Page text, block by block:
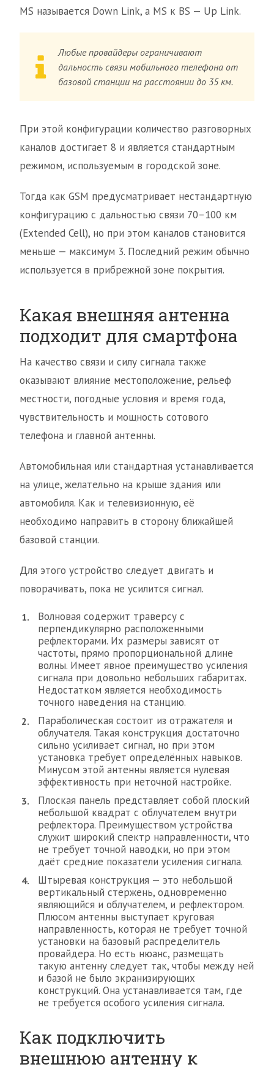
MS называется Down Link, а MS к BS — Up Link.
Любые провайдеры ограничивают
дальность связи мобильного телефона от
базовой станции на расстоянии до 35 км.
При этой конфигурации количество разговорных
каналов достигает 8 и является стандартным
режимом, используемым в городской зоне.
Тогда как GSM предусматривает нестандартную
конфигурацию с дальностью связи 70–100 км
(Extended Cell), но при этом каналов становится
меньше — максимум 3. Последний режим обычно
используется в прибрежной зоне покрытия.
Какая внешняя антенна
подходит для смартфона
На качество связи и силу сигнала также
оказывают влияние местоположение, рельеф
местности, погодные условия и время года,
чувствительность и мощность сотового
телефона и главной антенны.
Автомобильная или стандартная устанавливается
на улице, желательно на крыше здания или
автомобиля. Как и телевизионную, её
необходимо направить в сторону ближайшей
базовой станции.
Для этого устройство следует двигать и
поворачивать, пока не усилится сигнал.
Волновая содержит траверсу с
перпендикулярно расположенными
рефлекторами. Их размеры зависят от
частоты, прямо пропорциональной длине
волны. Имеет явное преимущество усиления
сигнала при довольно небольших габаритах.
Недостатком является необходимость
точного наведения на станцию.
Параболическая состоит из отражателя и
облучателя. Такая конструкция достаточно
сильно усиливает сигнал, но при этом
установка требует определённых навыков.
Минусом этой антенны является нулевая
эффективность при неточной настройке.
Плоская панель представляет собой плоский
небольшой квадрат с облучателем внутри
рефлектора. Преимуществом устройства
служит широкий спектр направленности, что
не требует точной наводки, но при этом
даёт средние показатели усиления сигнала.
Штыревая конструкция — это небольшой
вертикальный стержень, одновременно
являющийся и облучателем, и рефлектором.
Плюсом антенны выступает круговая
направленность, которая не требует точной
установки на базовый распределитель
провайдера. Но есть нюанс, размещать
такую антенну следует так, чтобы между ней
и базой не было экранизирующих
конструкций. Она устанавливается там, где
не требуется особого усиления сигнала.
Как подключить
внешнюю антенну к